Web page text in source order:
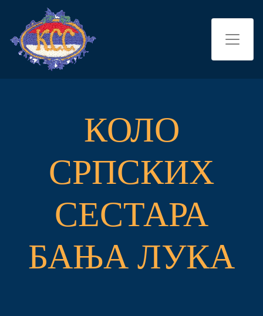
КОЛО
СРПСКИХ
СЕСТАРА
БАЊА ЛУКА